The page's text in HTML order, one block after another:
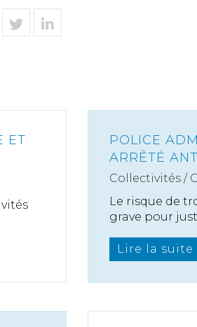
ET
POLICE
ARRÊTÉ
Collectivités /
Le risque de
grave pour
Lire la suite